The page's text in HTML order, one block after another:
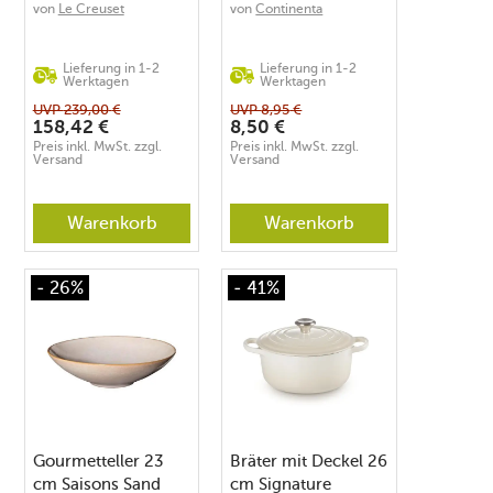
von Le Creuset
Lieferung in 1-2
Werktagen
UVP239,00 €
158,42 €
Preis inkl. MwSt. zzgl.
Versand
Warenkorb
vonContinenta
Lieferung in 1-2
Werktagen
UVP8,95 €
8,50 €
Preis inkl. MwSt. zzgl.
Versand
Warenkorb
- 26%
Gourmetteller 23
cm Saisons Sand
- 41%
Bräter mit Deckel 26
cm Signature